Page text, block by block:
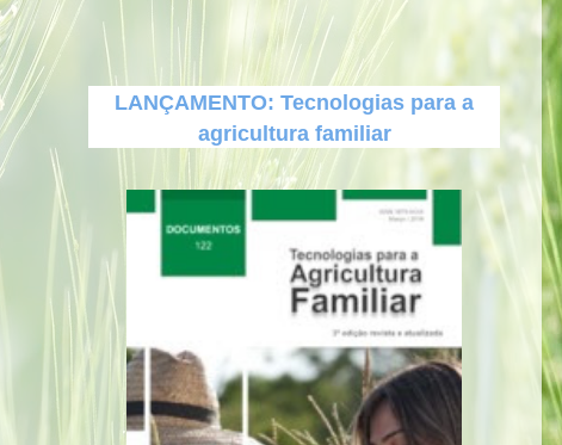
LANÇAMENTO: Tecnologias para a
agricultura familiar